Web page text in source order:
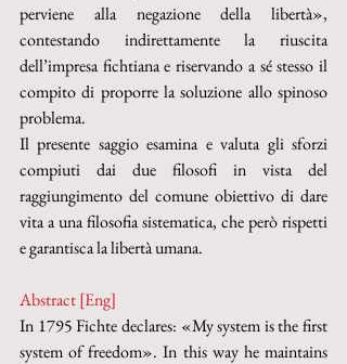
perviene alla negazione della libertà»,
contestando indirettamente la riuscita
dell’impresa fichtiana e riservando a sé stesso il
compito di proporre la soluzione allo spinoso
problema.
Il presente saggio esamina e valuta gli sforzi
compiuti dai due filosofi in vista del
raggiungimento del comune obiettivo di dare
vita a una filosofia sistematica, che però rispetti
e garantisca la libertà umana.
Abstract [Eng]
In 1795 Fichte declares: «My system is the first
system of freedom». In this way he maintains